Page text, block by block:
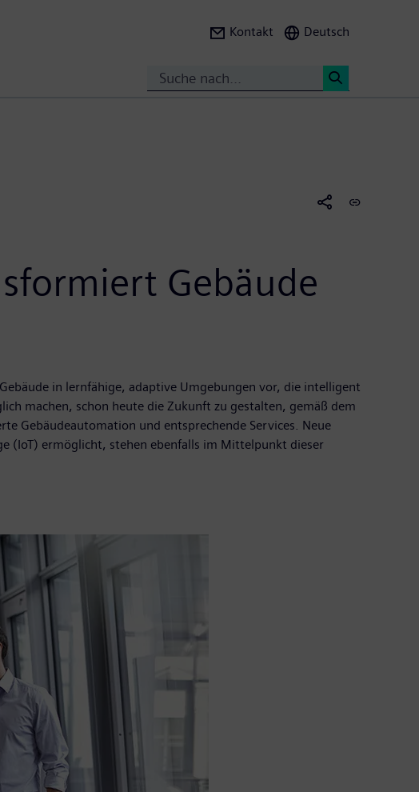
Kontakt Deutsch
Gebäude
in lernfähige, adaptive Umgebungen vor, die intelligent
machen, schon heute die Zukunft zu gestalten, gemäß dem
Gebäudeautomation und entsprechende Services. Neue
(IoT) ermöglicht, stehen ebenfalls im Mittelpunkt dieser